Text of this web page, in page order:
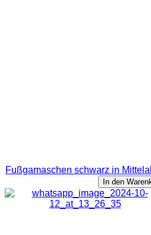
Fußgamaschen schwarz in
In den